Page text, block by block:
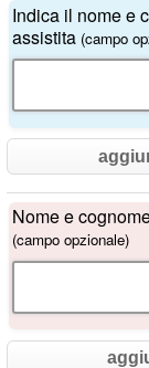
Indica il nome e
assistita (campo
Nome e
(campo opzionale)